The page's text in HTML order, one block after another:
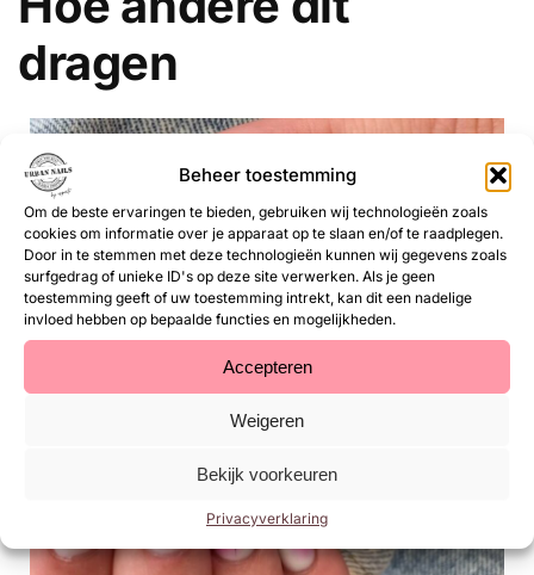
Beheer toestemming
Om de beste ervaringen te bieden, gebruiken wij technologieën zoals
cookies om informatie over je apparaat op te slaan en/of te raadplegen.
Door in te stemmen met deze technologieën kunnen wij gegevens zoals
surfgedrag of unieke ID's op deze site verwerken. Als je geen
toestemming geeft of uw toestemming intrekt, kan dit een nadelige
invloed hebben op bepaalde functies en mogelijkheden.
Accepteren
Weigeren
Bekijk voorkeuren
Privacyverklaring
dragen